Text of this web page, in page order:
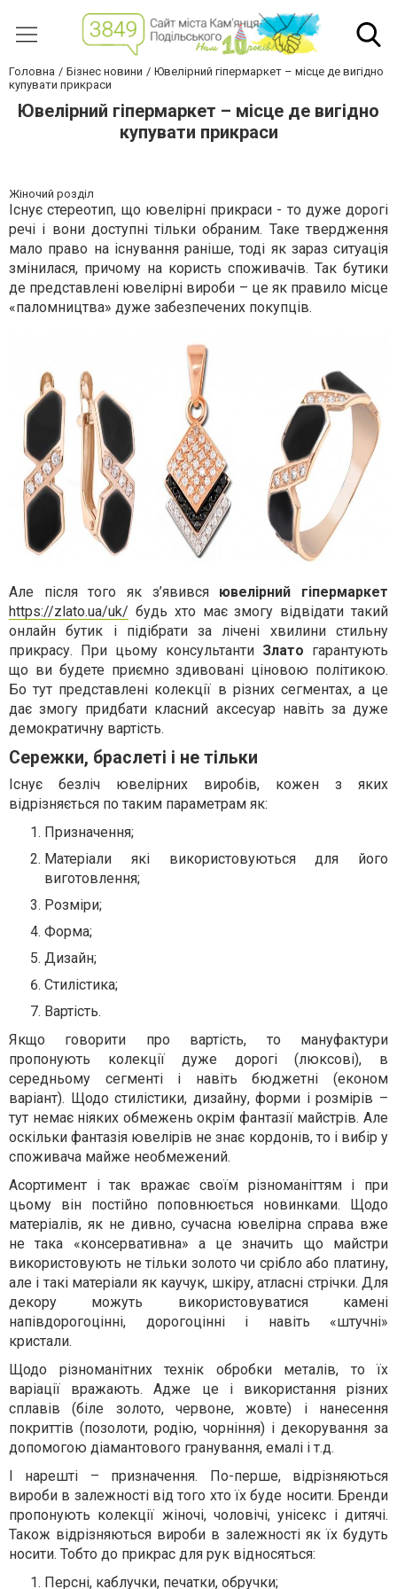
Головна Бізнес новини
Ювелірний гіпермаркет – місце де вигідно
купувати прикраси
Ювелірний гіпермаркет – місце де вигідно
купувати прикраси
Жіночий розділ
Існує стереотип, що ювелірні прикраси - то дуже дорогі
речі і вони доступні тільки обраним. Таке твердження
мало право на існування раніше, тоді як зараз ситуація
змінилася, причому на користь споживачів. Так бутики
де представлені ювелірні вироби – це як правило місце
«паломництва» дуже забезпечених покупців.
Але після того як з’явився ювелірний гіпермаркет
https://zlato.ua/uk/ будь хто має змогу відвідати такий
онлайн бутик і підібрати за лічені хвилини стильну
прикрасу. При цьому консультанти Злато гарантують
що ви будете приємно здивовані ціновою політикою.
Бо тут представлені колекції в різних сегментах, а це
дає змогу придбати класний аксесуар навіть за дуже
демократичну вартість.
Сережки, браслеті і не тільки
Існує безліч ювелірних виробів, кожен з яких
відрізняється по таким параметрам як:
Призначення;
Матеріали які використовуються для його
виготовлення;
Розміри;
Форма;
Дизайн;
Стилістика;
Вартість.
Якщо говорити про вартість, то мануфактури
пропонують колекції дуже дорогі (люксові), в
середньому сегменті і навіть бюджетні (економ
варіант). Щодо стилістики, дизайну, форми і розмірів –
тут немає ніяких обмежень окрім фантазії майстрів. Але
оскільки фантазія ювелірів не знає кордонів, то і вибір у
споживача майже необмежений.
Асортимент і так вражає своїм різноманіттям і при
цьому він постійно поповнюється новинками. Щодо
матеріалів, як не дивно, сучасна ювелірна справа вже
не така «консервативна» а це значить що майстри
використовують не тільки золото чи срібло або платину,
але і такі матеріали як каучук, шкіру, атласні стрічки. Для
декору можуть використовуватися камені
напівдорогоцінні, дорогоцінні і навіть «штучні»
кристали.
Щодо різноманітних технік обробки металів, то їх
варіації вражають. Адже це і використання різних
сплавів (біле золото, червоне, жовте) і нанесення
покриттів (позолоти, родію, чорніння) і декорування за
допомогою діамантового гранування, емалі і т.д.
І нарешті – призначення. По-перше, відрізняються
вироби в залежності від того хто їх буде носити. Бренди
пропонують колекції жіночі, чоловічі, унісекс і дитячі.
Також відрізняються вироби в залежності як їх будуть
носити. Тобто до прикрас для рук відносяться:
Персні, каблучки, печатки, обручки;